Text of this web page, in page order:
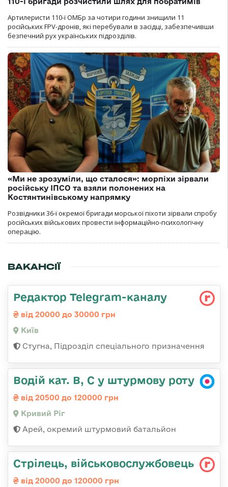
Артилеристи 110-ї ОМБр за чотири години знищили 11
російських FPV-дронів, які перебували в засідці, забезпечивши
безпечний рух українських підрозділів.
«Ми не зрозуміли, що сталося»: морпіхи зірвали
російську ІПСО та взяли полонених на
Костянтинівському напрямку
Розвідники 36-ї окремої бригади морської піхоти зірвали спробу
російських військових провести інформаційно-психологічну
операцію.
ВАКАНСІЇ
Редактор Telegram-каналу
від 20000 до 30000 грн
Київ
Стугна, Підрозділ спеціального призначення
Водій кат. В, С у штурмову роту
від 20500 до 120000 грн
Кривий Ріг
Арей, окремий штурмовий батальйон
Стрілець, військовослужбовець
від 20000 до 120000 грн